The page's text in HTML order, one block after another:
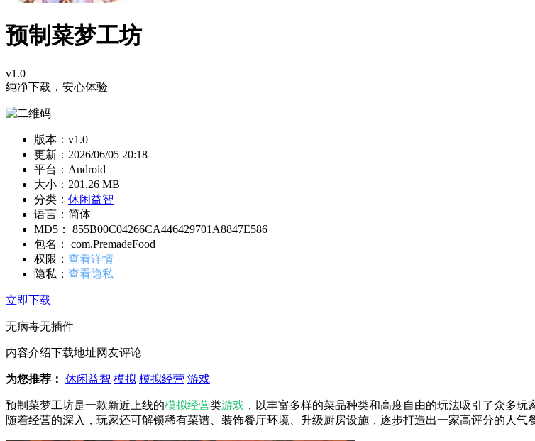
预制菜梦工坊
v1.0
纯净下载，安心体验
版本：v1.0
更新： 2026/06/05 20:18
平台：Android
大小：201.26 MB
分类： 休闲益智
语言：简体
MD5： 855B00C04266CA446429701A8847E586
包名： com.PremadeFood
权限： 查看详情
隐私： 查看隐私
立即下载
无病毒无插件
内容介绍下载地址网友评论
为您推荐： 休闲益智 模拟 模拟经营 游戏
预制菜梦工坊是一款新近上线的模拟经营类游戏 ，以丰富多样的菜品种类和高度自由的玩法吸引了众多
随着经营的深入，玩家还可解锁稀有菜谱、装饰餐厅环境、升级厨房设施，逐步打造出一家高评分的人气